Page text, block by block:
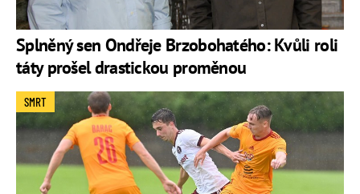
Splněný sen Ondřeje Brzobohatého: Kvůli roli
táty prošel drastickou proměnou
SMRT